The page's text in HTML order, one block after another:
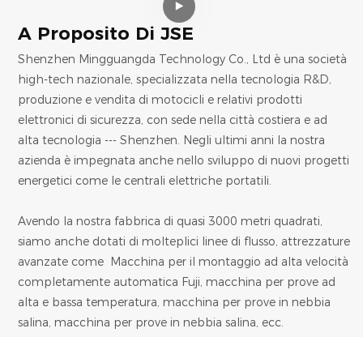
A Proposito Di JSE
Shenzhen Mingguangda Technology Co., Ltd è una società
high-tech nazionale, specializzata nella tecnologia R&D,
produzione e vendita di motocicli e relativi prodotti
elettronici di sicurezza, con sede nella città costiera e ad
alta tecnologia --- Shenzhen. Negli ultimi anni la nostra
azienda è impegnata anche nello sviluppo di nuovi progetti
energetici come le centrali elettriche portatili.
Avendo la nostra fabbrica di quasi 3000 metri quadrati,
siamo anche dotati di molteplici linee di flusso, attrezzature
avanzate come Macchina per il montaggio ad alta velocità
completamente automatica Fuji, macchina per prove ad
alta e bassa temperatura, macchina per prove in nebbia
salina, macchina per prove in nebbia salina, ecc.